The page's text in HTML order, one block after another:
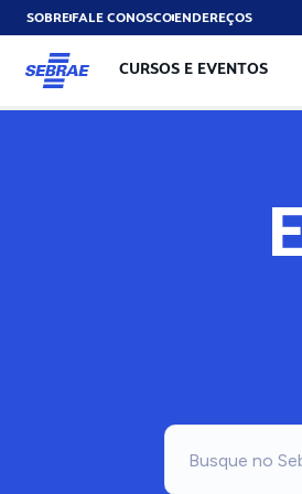
SOBREFALE CONOSCOENDEREÇOS
CURSOS E EVENTOS